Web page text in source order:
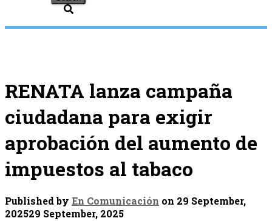
RENATA lanza campaña
ciudadana para exigir
aprobación del aumento de
impuestos al tabaco
Published by En Comunicación on 29 September,
202529 September, 2025